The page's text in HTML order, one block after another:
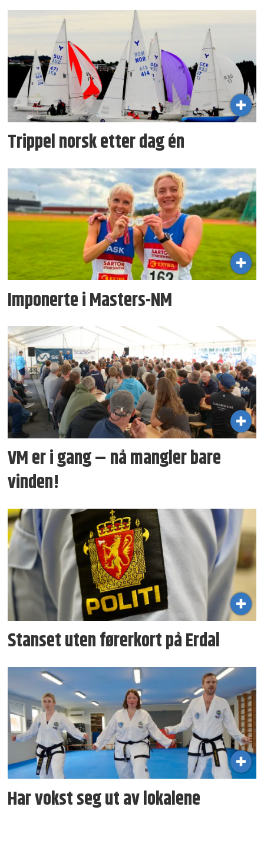
Trippel norsk etter dag én
Imponerte i Masters-NM
VM er i gang – nå mangler bare
vinden!
Stanset uten førerkort på Erdal
Har vokst seg ut av lokalene